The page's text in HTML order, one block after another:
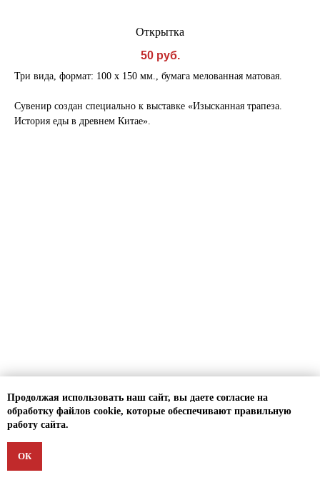
Открытка
50 руб.
Три вида, формат: 100 х 150 мм., бумага мелованная матовая.
Сувенир создан специально к выставке «Изысканная трапеза.
История еды в древнем Китае».
Продолжая использовать наш сайт, вы даете согласие на
обработку файлов cookie, которые обеспечивают правильную
работу сайта.
ОК